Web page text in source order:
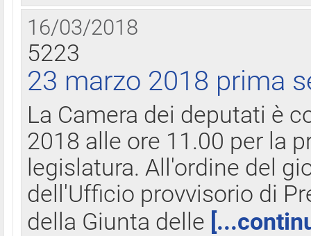
16/03/2018
5223
23 marzo 2018 prima
La Camera dei deputati è
2018 alle ore 11.00 per la
legislatura. All'ordine del
dell'Ufficio provvisorio di
della Giunta delle